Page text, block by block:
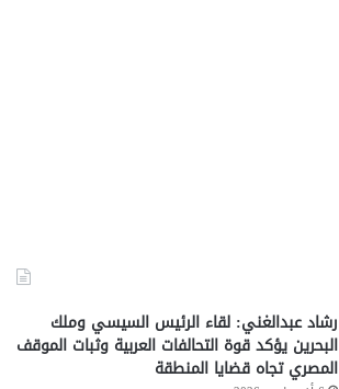
رشاد عبدالغني: لقاء الرئيس السيسي وملك
البحرين يؤكد قوة التحالفات العربية وثبات الموقف
المصري تجاه قضايا المنطقة